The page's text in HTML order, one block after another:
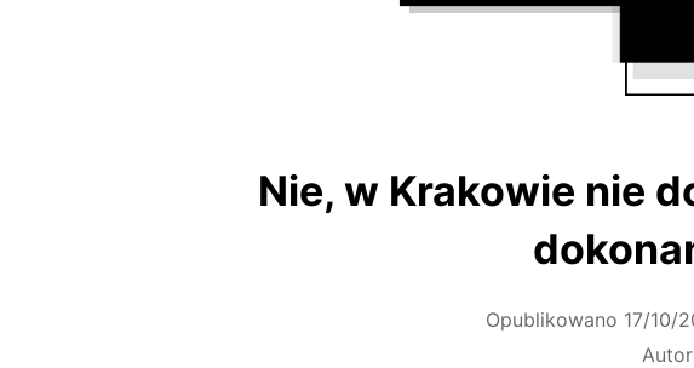
Nie, w Krakowie nie
Opublikowano 17/10/